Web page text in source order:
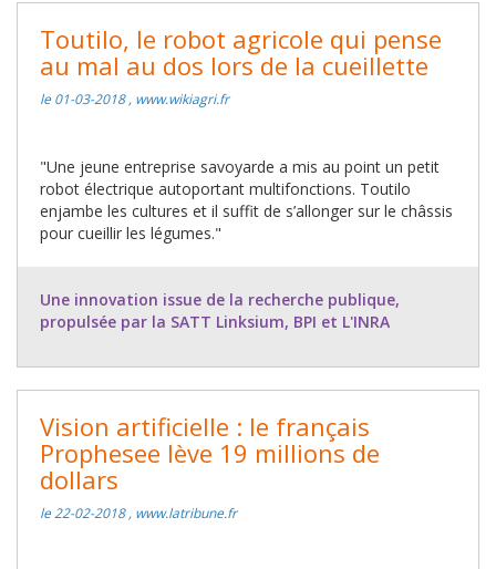
Toutilo, le robot agricole qui pense
au mal au dos lors de la cueillette
le 01-03-2018 , www.wikiagri.fr
"Une jeune entreprise savoyarde a mis au point un petit
robot électrique autoportant multifonctions. Toutilo
enjambe les cultures et il suffit de s’allonger sur le châssis
pour cueillir les légumes."
Une innovation issue de la recherche publique,
propulsée par la SATT Linksium, BPI et L'INRA
Vision artificielle : le français
Prophesee lève 19 millions de
dollars
le 22-02-2018 , www.latribune.fr